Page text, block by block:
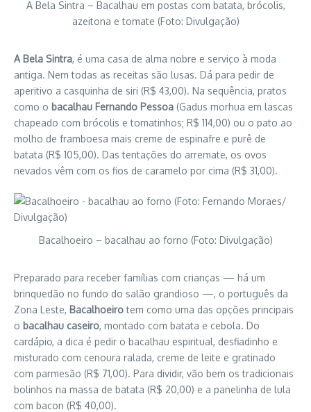
A Bela Sintra – Bacalhau em postas com batata, brócolis,
azeitona e tomate (Foto: Divulgação)
A Bela Sintra, é uma casa de alma nobre e serviço à moda
antiga. Nem todas as receitas são lusas. Dá para pedir de
aperitivo a casquinha de siri (R$ 43,00). Na sequência, pratos
como o bacalhau Fernando Pessoa (Gadus morhua em lascas
chapeado com brócolis e tomatinhos; R$ 114,00) ou o pato ao
molho de framboesa mais creme de espinafre e purê de
batata (R$ 105,00). Das tentações do arremate, os ovos
nevados vêm com os fios de caramelo por cima (R$ 31,00).
Bacalhoeiro – bacalhau ao forno (Foto: Divulgação)
Preparado para receber famílias com crianças — há um
brinquedão no fundo do salão grandioso —, o português da
Zona Leste, Bacalhoeirotem como uma das opções principais
o bacalhau caseiro, montado com batata e cebola. Do
cardápio, a dica é pedir o bacalhau espiritual, desfiadinho e
misturado com cenoura ralada, creme de leite e gratinado
com parmesão (R$ 71,00). Para dividir, vão bem os tradicionais
bolinhos na massa de batata (R$ 20,00) e a panelinha de lula
com bacon (R$ 40,00).